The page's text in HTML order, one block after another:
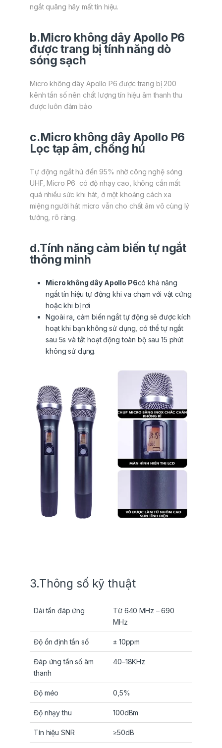
ngắt quãng hãy mất tín hiệu.
b.Micro không dây Apollo P6
được trang bị tính năng dò
sóng sạch
Micro không dây Apollo P6 được trang bị 200
kênh tần số nên chất lượng tín hiệu âm thanh thu
được luôn đảm bảo
c.Micro không dây Apollo P6
Lọc tạp âm, chống hú
Tự động ngắt hú đến 95% nhờ công nghệ sóng
UHF, Micro P6 có độ nhạy cao, không cần mất
quá nhiều sức khi hát, ở một khoảng cách xa
miệng người hát micro vẫn cho chất âm vô cùng lý
tưởng, rõ ràng.
d.Tính năng cảm biến tự ngắt
thông minh
Micro không dây Apollo P6có khả năng
ngắt tín hiệu tự động khi va chạm với vật cứng
hoặc khi bị rơi
Ngoài ra, cảm biến ngắt tự động sẽ được kích
hoạt khi bạn không sử dụng, có thể tự ngắt
sau 5s và tắt hoạt động toàn bộ sau 15 phút
không sử dụng.
3.Thông số kỹ thuật
Dải tần đáp ứng
Từ 640 MHz – 690
MHz
Độ ổn định tần số ± 10ppm
Đáp ứng tần số âm
thanh
40–18KHz
Độ méo 0,5%
Độ nhạy thu 100dBm
Tín hiệu SNR ≥50dB